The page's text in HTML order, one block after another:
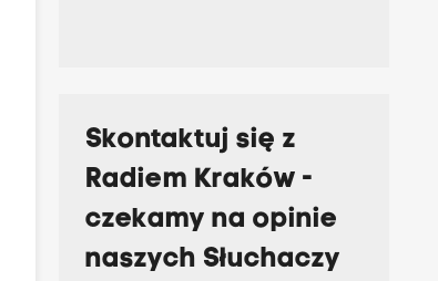
Skontaktuj się z
Radiem Kraków -
czekamy na opinie
naszych Słuchaczy